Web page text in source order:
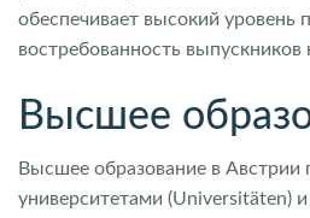
обеспечивает высокий уровень
востребованность выпускников
Высшее
Высшее образование в Австрии
университетами (Universitäten)